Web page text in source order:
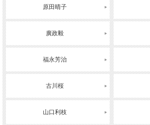
原田晴子
廣政毅
福永芳治
古川桜
山口利枝